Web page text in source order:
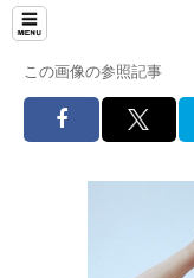
この画像の参照記事